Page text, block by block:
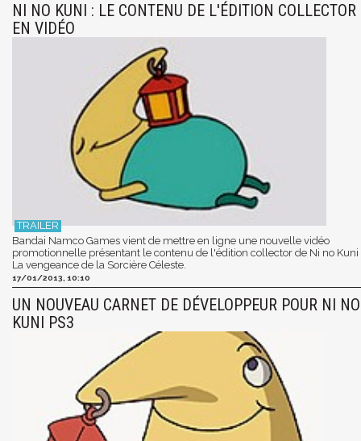
NI NO KUNI : LE CONTENU DE L'ÉDITION COLLECTOR
EN VIDÉO
Bandai Namco Games vient de mettre en ligne une nouvelle vidéo
promotionnelle présentant le contenu de l'édition collector de Ni no Kuni
La vengeance de la Sorcière Céleste.
17/01/2013, 10:10
UN NOUVEAU CARNET DE DÉVELOPPEUR POUR NI NO
KUNI PS3